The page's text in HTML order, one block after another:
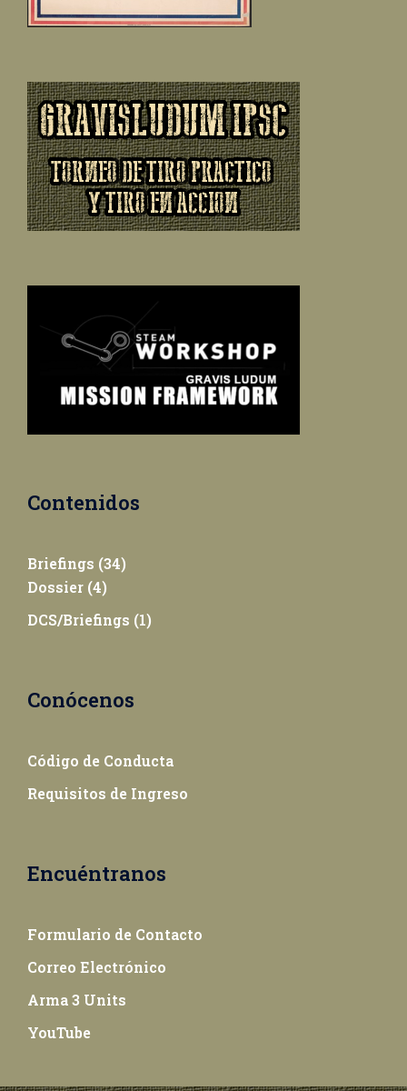
Contenidos
Briefings (34)
Dossier (4)
DCS/Briefings (1)
Conócenos
Código de Conducta
Requisitos de Ingreso
Encuéntranos
Formulario de Contacto
Correo Electrónico
Arma 3 Units
YouTube